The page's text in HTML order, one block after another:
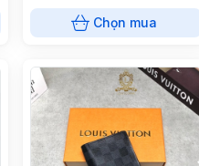
Chọn mua